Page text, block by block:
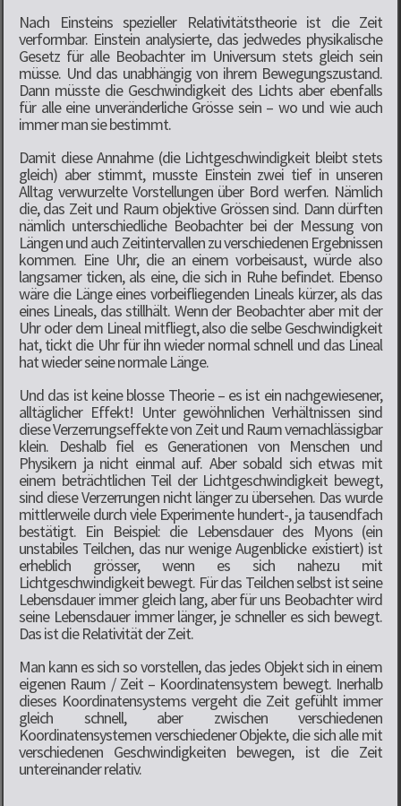
Nach Einsteins spezieller Relativitätstheorie ist die Zeit
verformbar. Einstein analysierte, das jedwedes physikalische
Gesetz für alle Beobachter im Universum stets gleich sein
müsse. Und das unabhängig von ihrem Bewegungszustand.
Dann müsste die Geschwindigkeit des Lichts aber ebenfalls
für alle eine unveränderliche Grösse sein – wo und wie auch
immer man sie bestimmt.
Damit diese Annahme (die Lichtgeschwindigkeit bleibt stets
gleich) aber stimmt, musste Einstein zwei tief in unseren
Alltag verwurzelte Vorstellungen über Bord werfen. Nämlich
die, das Zeit und Raum objektive Grössen sind. Dann dürften
nämlich unterschiedliche Beobachter bei der Messung von
Längen und auch Zeitintervallen zu verschiedenen Ergebnissen
kommen. Eine Uhr, die an einem vorbeisaust, würde also
langsamer ticken, als eine, die sich in Ruhe befindet. Ebenso
wäre die Länge eines vorbeifliegenden Lineals kürzer, als das
eines Lineals, das stillhält. Wenn der Beobachter aber mit der
Uhr oder dem Lineal mitfliegt, also die selbe Geschwindigkeit
hat, tickt die Uhr für ihn wieder normal schnell und das Lineal
hat wieder seine normale Länge.
Und das ist keine blosse Theorie – es ist ein nachgewiesener,
alltäglicher Effekt! Unter gewöhnlichen Verhältnissen sind
diese Verzerrungseffekte von Zeit und Raum vernachlässigbar
klein. Deshalb fiel es Generationen von Menschen und
Physikern ja nicht einmal auf. Aber sobald sich etwas mit
einem beträchtlichen Teil der Lichtgeschwindigkeit bewegt,
sind diese Verzerrungen nicht länger zu übersehen. Das wurde
mittlerweile durch viele Experimente hundert-, ja tausendfach
bestätigt. Ein Beispiel: die Lebensdauer des Myons (ein
unstabiles Teilchen, das nur wenige Augenblicke existiert) ist
erheblich grösser, wenn es sich nahezu mit
Lichtgeschwindigkeit bewegt. Für das Teilchen selbst ist seine
Lebensdauer immer gleich lang, aber für uns Beobachter wird
seine Lebensdauer immer länger, je schneller es sich bewegt.
Das ist die Relativität der Zeit.
Man kann es sich so vorstellen, das jedes Objekt sich in einem
eigenen Raum / Zeit – Koordinatensystem bewegt. Inerhalb
dieses Koordinatensystems vergeht die Zeit gefühlt immer
gleich schnell, aber zwischen verschiedenen
Koordinatensystemen verschiedener Objekte, die sich alle mit
verschiedenen Geschwindigkeiten bewegen, ist die Zeit
untereinander relativ.